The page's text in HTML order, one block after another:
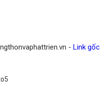
- Link gốc